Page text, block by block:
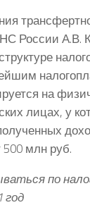
России А.В.
на
лицах, у
млн руб.
по
год